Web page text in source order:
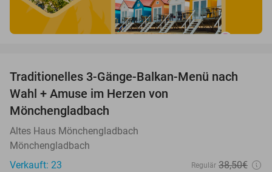
48%
Traditionelles 3-Gänge-Balkan-Menü nach
Wahl + Amuse im Herzen von
Mönchengladbach
Altes Haus Mönchengladbach
Mönchengladbach
Verkauft: 23
Regulär 38,50€